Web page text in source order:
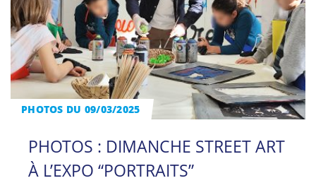
PHOTOS DU 09/03/2025
PHOTOS : DIMANCHE STREET ART
À L’EXPO “PORTRAITS”